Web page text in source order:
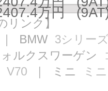
万円
リンク】
｜ BMW 3シリー
ルクスワーゲン
V70 ｜ ミニ ミニ